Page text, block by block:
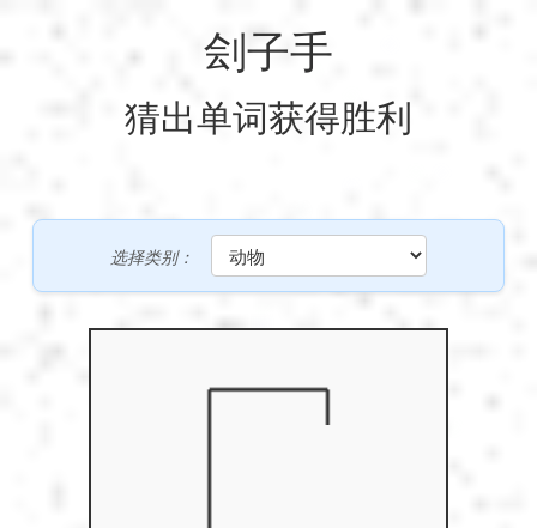
SEO
My Profile
My Reports
Logout
English
Français
Deutsch
Español
Italiano
刽子手
猜出单词获得胜利
My Profile
Logout
选择类别：